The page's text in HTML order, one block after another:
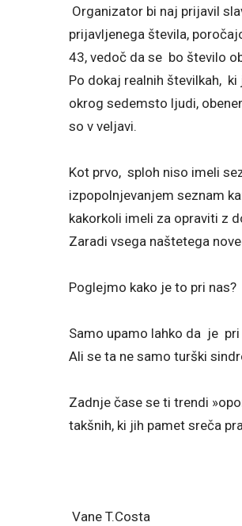
Organizator bi naj prijavil
prijavljenega števila,
43, vedoč da se bo število
Po dokaj realnih številkah,
okrog sedemsto ljudi,
so v veljavi.
Kot prvo, sploh niso imeli
izpopolnjevanjem seznam
kakorkoli imeli za opraviti z
Zaradi vsega naštetega
Poglejmo kako je to pri nas?
Samo upamo lahko da je
Ali se ta ne samo turški
Zadnje čase se ti trendi
takšnih, ki jih pamet sreča
Vane T.Costa